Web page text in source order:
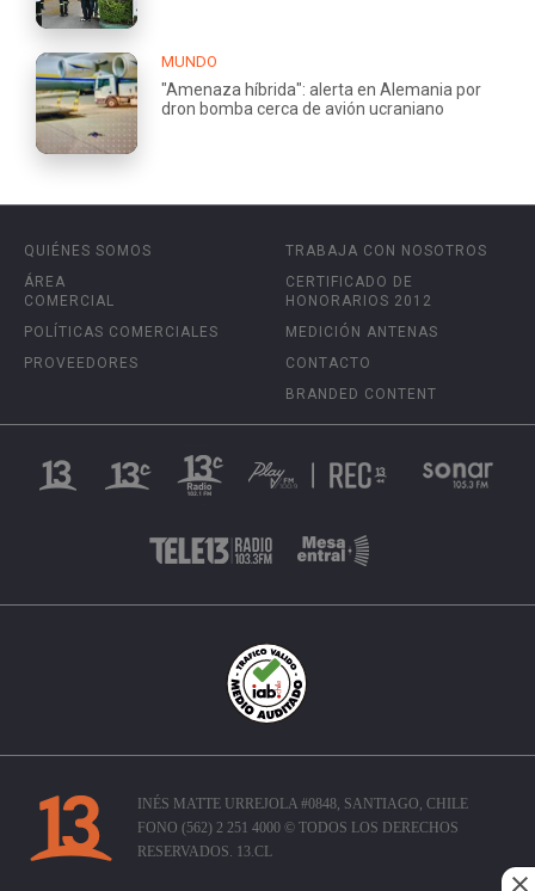
MUNDO
"Amenaza híbrida": alerta en Alemania por
dron bomba cerca de avión ucraniano
QUIÉNES SOMOS
ÁREA
COMERCIAL
POLÍTICAS COMERCIALES
PROVEEDORES
TRABAJA CON NOSOTROS
CERTIFICADO DE
HONORARIOS 2012
MEDICIÓN ANTENAS
CONTACTO
BRANDED CONTENT
INÉS MATTE URREJOLA #0848, SANTIAGO, CHILE
FONO (562) 2 251 4000 © TODOS LOS DERECHOS
RESERVADOS. 13.CL